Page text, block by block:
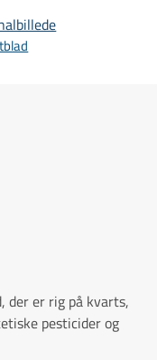
der er rig på kvarts,
pesticider og